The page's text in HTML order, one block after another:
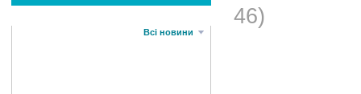
Всі новини
46)